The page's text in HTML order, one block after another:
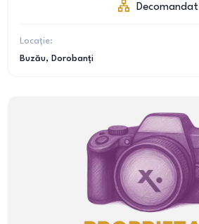
Decomandat
Locație:
Buzău, Dorobanți